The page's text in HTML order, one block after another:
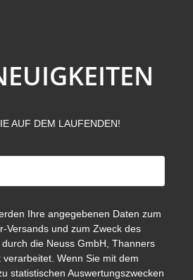
AUF DEM LAUFENDEN!
Ihre angegebenen Daten zum
Versands und zum Zweck des
die Neuss GmbH, Thanners
Wenn Sie mit dem
statistischen Auswertungszwecken